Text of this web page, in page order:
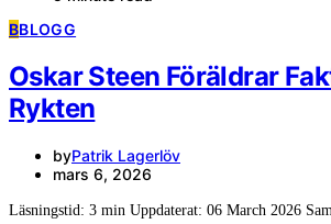
BBLOGG
Oskar Steen Föräldrar
Rykten
byPatrik Lagerlöv
mars 6, 2026
Läsningstid: 3 min Uppdaterat: 06 March 2026